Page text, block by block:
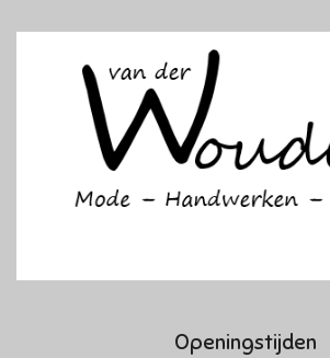
e
t
g
r
a
m
Openingstijden